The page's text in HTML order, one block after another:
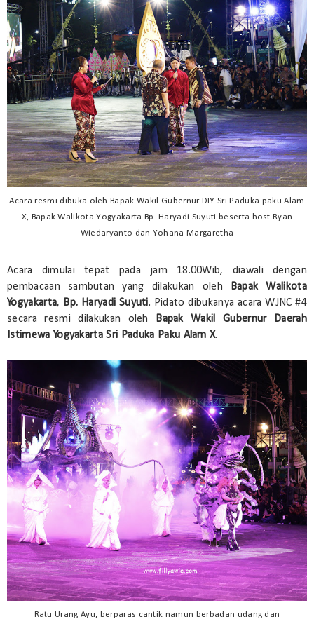
Acara resmi dibuka oleh Bapak Wakil Gubernur DIY Sri Paduka paku Alam
X, Bapak Walikota Yogyakarta Bp. Haryadi Suyuti beserta host Ryan
Wiedaryanto dan Yohana Margaretha
Acara dimulai tepat pada jam 18.00Wib, diawali dengan
pembacaan sambutan yang dilakukan oleh Bapak Walikota
Yogyakarta, Bp. Haryadi Suyuti. Pidato dibukanya acara WJNC #4
secara resmi dilakukan oleh Bapak Wakil Gubernur Daerah
Istimewa Yogyakarta Sri Paduka Paku Alam X.
Ratu Urang Ayu, berparas cantik namun berbadan udang dan